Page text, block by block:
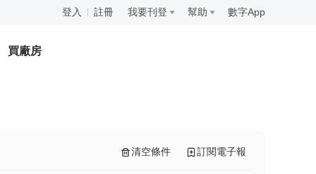
登入 註冊 我要刊登 幫助 數字App
買廠房
清空條件 訂閱電子報